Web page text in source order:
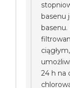
basenu
24 h na